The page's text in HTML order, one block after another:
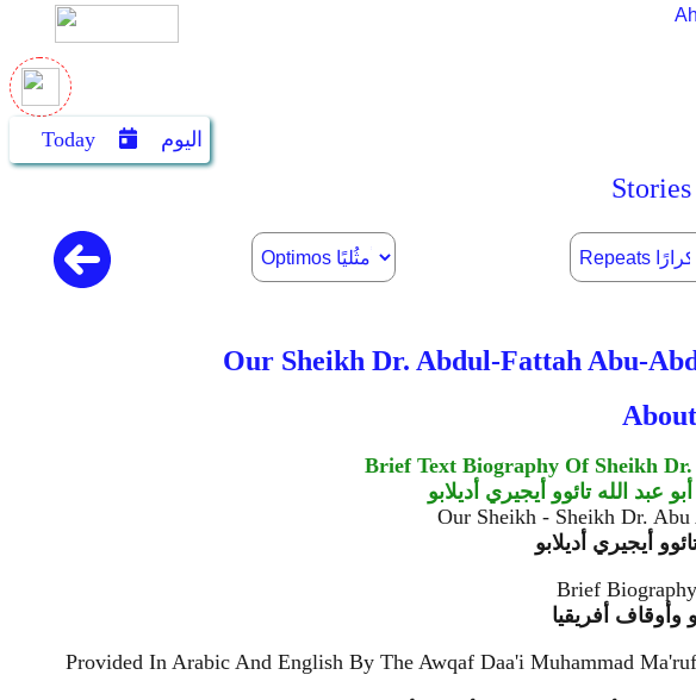
Today اليوم
Stories
Brief Text Biography Of Sheikh
عبد الله تائوو أيجيري أديلابو
Our Sheikh - Sheikh Dr.
أيجيري أديلابو
Brief
وأوقاف أفريقيا
Provided In Arabic And English By The Awqaf Daa'i Muhammad